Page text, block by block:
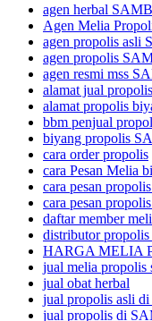
agen herbal
Agen Melia
agen propolis asli
agen propolis
agen resmi mss
alamat jual
alamat propolis
bbm penjual
biyang propolis
cara order propolis
cara Pesan Melia
cara pesan
cara pesan
daftar member
distributor
HARGA MELIA
jual melia propolis
jual obat herbal
jual propolis asli
jual propolis di